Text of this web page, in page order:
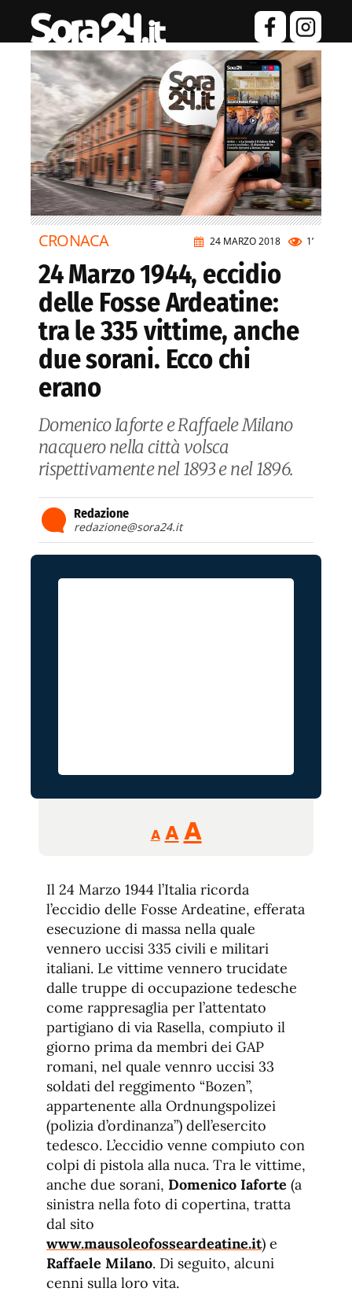
24 MARZO 2018 1’
CRONACA
24 Marzo 1944, eccidio
delle Fosse Ardeatine:
tra le 335 vittime, anche
due sorani. Ecco chi
erano
Domenico Iaforte e Raffaele Milano
nacquero nella città volsca
rispettivamente nel 1893 e nel 1896.
Redazione
redazione@sora24.it
A
Reducir
tamaño
A Restablecer
de
fuente
AAumentar
de
fuente.
Il 24 Marzo 1944 l’Italia ricorda
l’eccidio delle Fosse Ardeatine, efferata
esecuzione di massa nella quale
vennero uccisi 335 civili e militari
italiani. Le vittime vennero trucidate
dalle truppe di occupazione tedesche
come rappresaglia per l’attentato
partigiano di via Rasella, compiuto il
giorno prima da membri dei GAP
romani, nel quale vennro uccisi 33
soldati del reggimento “Bozen”,
appartenente alla Ordnungspolizei
(polizia d’ordinanza”) dell’esercito
tedesco. L’eccidio venne compiuto con
colpi di pistola alla nuca. Tra le vittime,
anche due sorani, Domenico Iaforte (a
sinistra nella foto di copertina, tratta
dal sito
www.mausoleofosseardeatine.it) e
Raffaele Milano. Di seguito, alcuni
cenni sulla loro vita.